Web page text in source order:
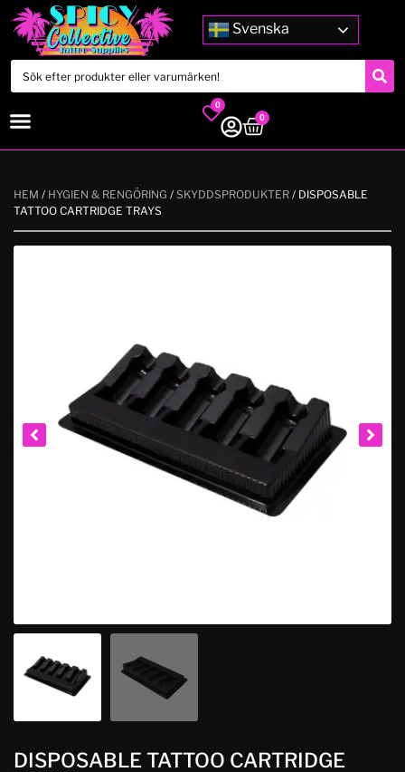
Svenska
0
0
HEM / HYGIEN & RENGÖRING / SKYDDSPRODUKTER / DISPOSABLE
TATTOO CARTRIDGE TRAYS
DISPOSABLE TATTOO CARTRIDGE